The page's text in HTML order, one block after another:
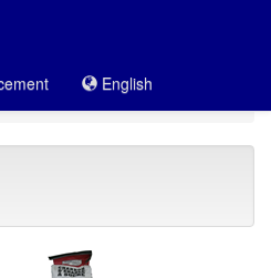
English